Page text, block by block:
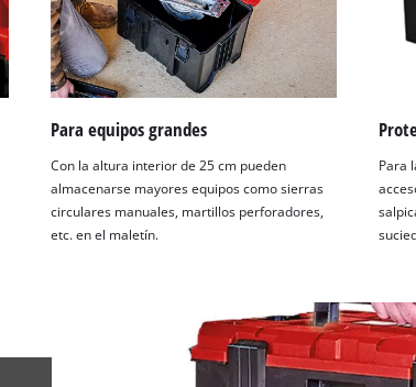
Para equipos grandes
Con la altura interior de 25 cm pueden
almacenarse mayores equipos como sierras
circulares manuales, martillos perforadores,
etc. en el maletín.
Para